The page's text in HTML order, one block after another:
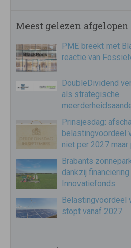
Meest gelezen
PME breekt met
reactie van
DoubleDividend
als strategische
Prinsjesdag:
belastingvoordeel
niet per 2027 maar
Brabants
dankzij
Innovatiefonds
Belastingvoordeel
stopt vanaf 2027